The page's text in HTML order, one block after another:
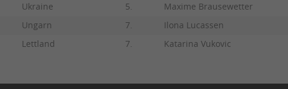
Ukraine 5. Maxime Brausewetter
Ungarn 7. Ilona Lucassen
Lettland 7. Katarina Vukovic